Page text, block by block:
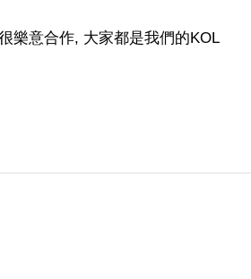
樂意合作, 大家都是我們的KOL